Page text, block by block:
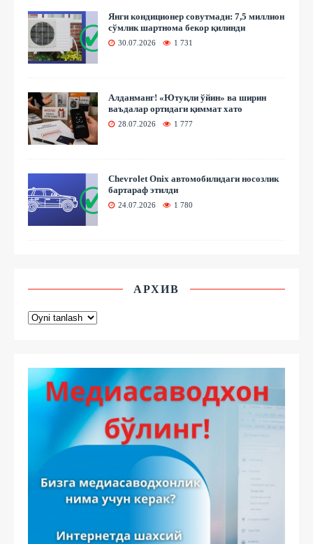
Янги кондиционер совутмади: 7,5 миллион
сўмлик шартнома бекор қилинди
30.07.2026 1 731
Алданманг! «Ютуқли ўйин» ва ширин
ваъдалар ортидаги қиммат хато
28.07.2026 1 777
Chevrolet Onix автомобилидаги носозлик
бартараф этилди
24.07.2026 1 780
АРХИВ